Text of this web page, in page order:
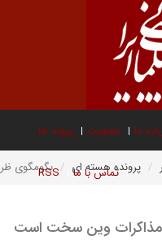
ما عضویت پیوند ها
تماس با ما RSS پرونده هسته ای بگومگوی
وین سخت است